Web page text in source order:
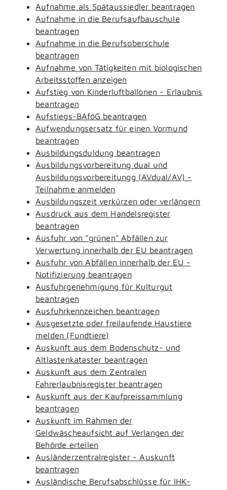
Aufnahme als Spätaussiedler beantragen
Aufnahme in die Berufsaufbauschule
beantragen
Aufnahme in die Berufsoberschule
beantragen
Aufnahme von Tätigkeiten mit biologischen
Arbeitsstoffen anzeigen
Aufstieg von Kinderluftballonen - Erlaubnis
beantragen
Aufstiegs-BAföG beantragen
Aufwendungsersatz für einen Vormund
beantragen
Ausbildungsduldung beantragen
Ausbildungsvorbereitung dual und
Ausbildungsvorbereitungg (AVdual/AV) -
Teilnahme anmelden
Ausbildungszeit verkürzen oder verlängern
Ausdruck aus dem Handelsregister
beantragen
Ausfuhr von "grünen" Abfällen zur
Verwertung innerhalb der EU beantragen
Ausfuhr von Abfällen innerhalb der EU -
Notifizierung beantragen
Ausfuhrgenehmigung für Kulturgut
beantragen
Ausfuhrkennzeichen beantragen
Ausgesetzte oder freilaufende Haustiere
melden (Fundtiere)
Auskunft aus dem Bodenschutz- und
Altlastenkataster beantragen
Auskunft aus dem Zentralen
Fahrerlaubnisregister beantragen
Auskunft aus der Kaufpreissammlung
beantragen
Auskunft im Rahmen der
Geldwäscheaufsicht auf Verlangen der
Behörde erteilen
Ausländerzentralregister - Auskunft
beantragen
Ausländische Berufsabschlüsse für IHK-